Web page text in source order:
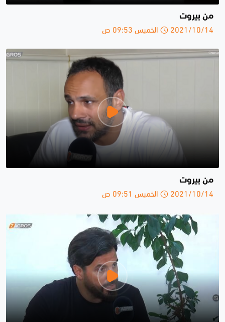
من بيروت
2021/10/14 الخميس 09:53 ص
من بيروت
2021/10/14 الخميس 09:51 ص